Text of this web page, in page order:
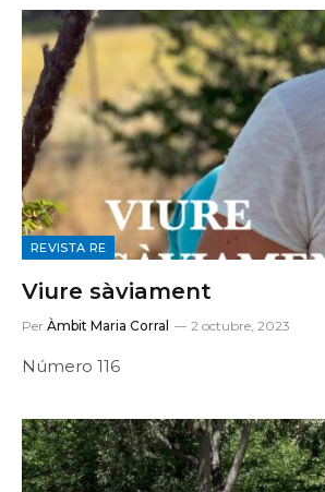
REVISTA RE
Viure sàviament
Per Àmbit Maria Corral 2 octubre, 2023
Número 116